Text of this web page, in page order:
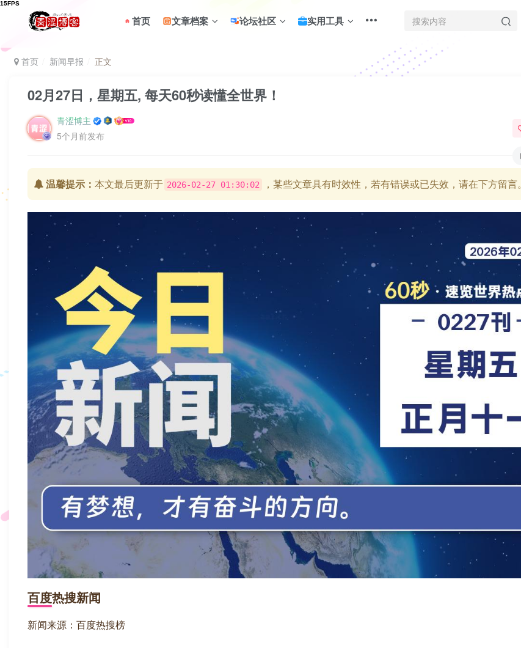
首页 文章档案 论坛社区 实用工具
首页 新闻早报 正文
02月27日，星期五, 每天60秒读懂全世界！
青涩博主
5个月前发布
温馨提示： 本文最后更新于 2026-02-27 01:30:02 ，某些文章具有时效性，若有错误或已失效，请在下方留言。
百度热搜新闻
新闻来源：百度热搜榜